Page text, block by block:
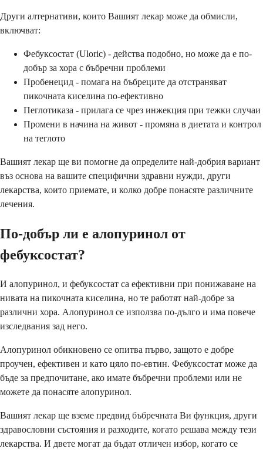
Други алтернативи, които Вашият лекар може да обмисли,
включват:
Фебуксостат (Uloric) - действа подобно, но може да е по-
добър за хора с бъбречни проблеми
Пробенецид - помага на бъбреците да отстраняват
пикочната киселина по-ефективно
Пеглотиказа - прилага се чрез инжекция при тежки случаи
Промени в начина на живот - промяна в диетата и контрол
на теглото
Вашият лекар ще ви помогне да определите най-добрия вариант
въз основа на вашите специфични здравни нужди, други
лекарства, които приемате, и колко добре понасяте различните
лечения.
По-добър ли е алопуринол от
фебуксостат?
И алопуринол, и фебуксостат са ефективни при понижаване на
нивата на пикочната киселина, но те работят най-добре за
различни хора. Алопуринол се използва по-дълго и има повече
изследвания зад него.
Алопуринол обикновено се опитва първо, защото е добре
проучен, ефективен и като цяло по-евтин. Фебуксостат може да
бъде за предпочитане, ако имате бъбречни проблеми или не
можете да понасяте алопуринол.
Вашият лекар ще вземе предвид бъбречната Ви функция, други
здравословни състояния и разходите, когато решава между тези
лекарства. И двете могат да бъдат отличен избор, когато се